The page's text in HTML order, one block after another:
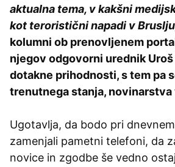
aktualna tema, v kakšni
kot teroristični napadi v
kolumni ob prenovljenem
njegov odgovorni urednik Uroš
dotakne prihodnosti, s tem pa
trenutnega stanja, novinarstva
Ugotavlja, da bodo pri
zamenjali pametni telefoni, da
novice in zgodbe še vedno